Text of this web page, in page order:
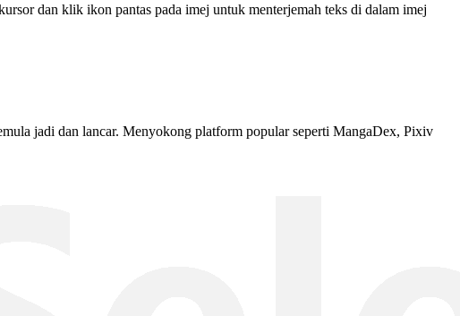
dan klik ikon pantas pada imej untuk menterjemah teks di dalam imej
jadi dan lancar. Menyokong platform popular seperti MangaDex, Pixiv